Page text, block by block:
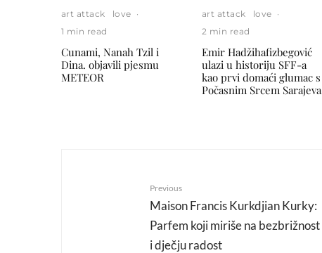
art attack love ·
1 min read
Cunami, Nanah Tzil i
Dina. objavili pjesmu
METEOR
art attack love ·
2 min read
Emir Hadžihafizbegović
ulazi u historiju SFF-a
kao prvi domaći glumac s
Počasnim Srcem Sarajeva
Previous
Maison Francis Kurkdjian Kurky:
Parfem koji miriše na bezbrižnost
i dječju radost